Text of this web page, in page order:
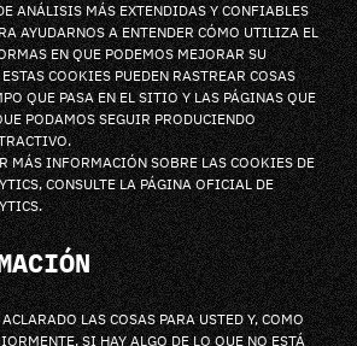
ANÁLISIS MÁS EXTENDIDAS Y CONFIABLES
AYUDARNOS A ENTENDER CÓMO UTILIZA EL
EN QUE PODEMOS MEJORAR SU
COOKIES PUEDEN RASTREAR COSAS
QUE PASA EN EL SITIO Y LAS PÁGINAS QUE
PODAMOS SEGUIR PRODUCIENDO
MÁS INFORMACIÓN SOBRE LAS COOKIES DE
CONSULTE LA PÁGINA OFICIAL DE
LAS COSAS PARA USTED Y, COMO
SI HAY ALGO DE LO QUE NO ESTÁ